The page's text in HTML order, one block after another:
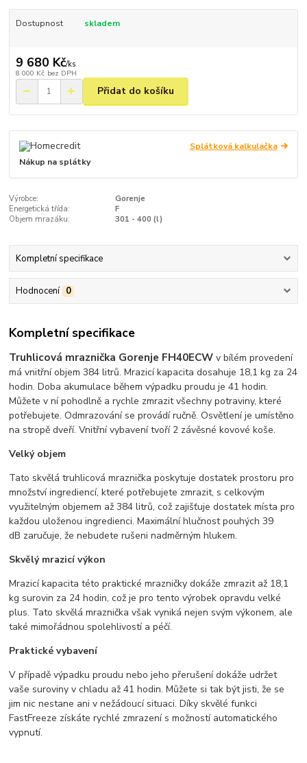
Dostupnost skladem
9 680 Kč/ks
8 000 Kč bez DPH
Přidat do košíku
Splátková kalkulačka
Nákup na splátky
Výrobce:
Gorenje
Energetická třída:
F
Objem mrazáku:
301 - 400 (l)
Kompletní specifikace
Hodnocení 0
Kompletní specifikace
Truhlicová mraznička Gorenje FH40ECWv bílém provedení
má vnitřní objem 384 litrů. Mrazicí kapacita dosahuje 18,1 kg za 24
hodin. Doba akumulace během výpadku proudu je 41 hodin.
Můžete v ní pohodlně a rychle zmrazit všechny potraviny, které
potřebujete. Odmrazování se provádí ručně. Osvětlení je umístěno
na stropě dveří. Vnitřní vybavení tvoří 2 závěsné kovové koše.
Velký objem
Tato skvělá truhlicová mraznička poskytuje dostatek prostoru pro
množství ingrediencí, které potřebujete zmrazit, s celkovým
využitelným objemem až 384 litrů, což zajišťuje dostatek místa pro
každou uloženou ingredienci. Maximální hlučnost pouhých 39
dB zaručuje, že nebudete rušeni nadměrným hlukem.
Skvělý mrazicí výkon
Mrazicí kapacita této praktické mrazničky dokáže zmrazit až 18,1
kg surovin za 24 hodin, což je pro tento výrobek opravdu velké
plus. Tato skvělá mraznička však vyniká nejen svým výkonem, ale
také mimořádnou spolehlivostí a péčí.
Praktické vybavení
V případě výpadku proudu nebo jeho přerušení dokáže udržet
vaše suroviny v chladu až 41 hodin. Můžete si tak být jisti, že se
jim nic nestane ani v nežádoucí situaci. Díky skvělé funkci
FastFreeze získáte rychlé zmrazení s možností automatického
vypnutí.